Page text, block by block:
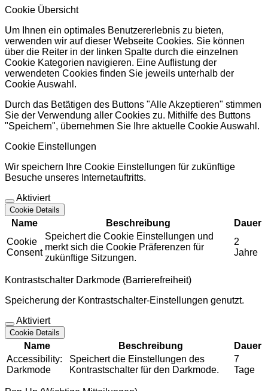
Cookie Übersicht
Um Ihnen ein optimales Benutzererlebnis zu bieten,
verwenden wir auf dieser Webseite Cookies. Sie können
über die Reiter in der linken Spalte durch die einzelnen
Cookie Kategorien navigieren. Eine Auflistung der
verwendeten Cookies finden Sie jeweils unterhalb der
Cookie Auswahl.
Durch das Betätigen des Buttons "Alle Akzeptieren" stimmen
Sie der Verwendung aller Cookies zu. Mithilfe des Buttons
"Speichern", übernehmen Sie Ihre aktuelle Cookie Auswahl.
Cookie Einstellungen
Wir speichern Ihre Cookie Einstellungen für zukünftige
Besuche unseres Internetauftritts.
Aktiviert
Cookie Details
Name Beschreibung
Dauer
Cookie
Consent
Speichert die Cookie Einstellungen und
merkt sich die Cookie Präferenzen für
zukünftige Sitzungen.
2
Jahre
Kontrastschalter Darkmode (Barrierefreiheit)
Speicherung der Kontrastschalter-Einstellungen genutzt.
Aktiviert
Cookie Details
Name Beschreibung
Dauer
Accessibility:
Darkmode
Speichert die Einstellungen des
Kontrastschalter für den Darkmode.
7
Tage